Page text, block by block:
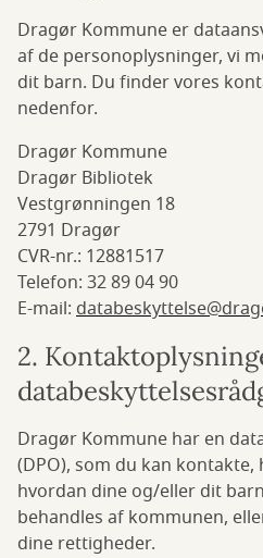
Dragør Kommune er
af de personoplysninger, vi
dit barn. Du finder vores
nedenfor.
Dragør Kommune
Dragør Bibliotek
Vestgrønningen 18
2791 Dragør
CVR-nr.: 12881517
Telefon: 32 89 04 90
E-mail:
2.
Dragør Kommune har en
(DPO), som du kan
hvordan dine og/eller dit
behandles af kommunen,
dine rettigheder.